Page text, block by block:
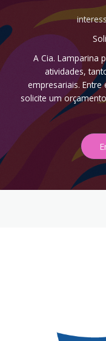
A Cia. Lamparina
atividades,
empresariais.
solicite um